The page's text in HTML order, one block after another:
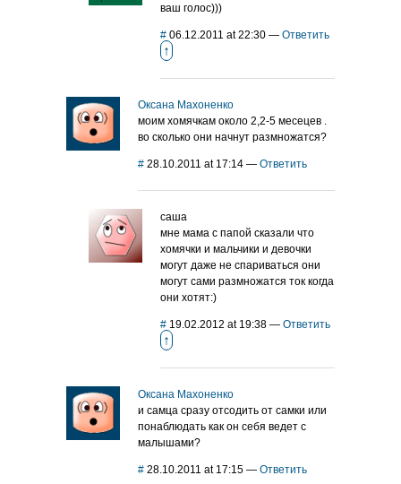
ваш голос)))
# 06.12.2011 at 22:30 — Ответить
↑
Оксана Махоненко
моим хомячкам около 2,2-5 месецев .
во сколько они начнут размножатся?
# 28.10.2011 at 17:14 — Ответить
саша
мне мама с папой сказали что
хомячки и мальчики и девочки
могут даже не спариваться они
могут сами размножатся ток когда
они хотят:)
# 19.02.2012 at 19:38 — Ответить
↑
Оксана Махоненко
и самца сразу отсодить от самки или
понаблюдать как он себя ведет с
малышами?
# 28.10.2011 at 17:15 — Ответить